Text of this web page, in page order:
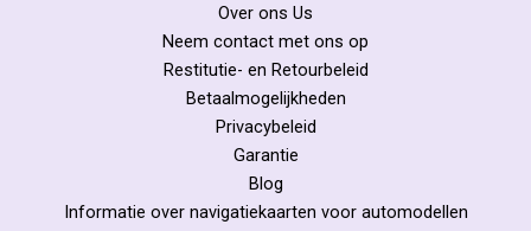
Over ons Us
Neem contact met ons op
Restitutie- en Retourbeleid
Betaalmogelijkheden
Privacybeleid
Garantie
Blog
Informatie over navigatiekaarten voor automodellen